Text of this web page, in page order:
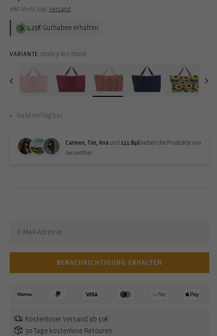
Preis
inkl. MwSt. zzgl. Versand
2,25€ Guthaben erhalten
VARIANTE: smiley leo blush
bald verfügbar
Carmen, Tim, Ana und 111.846 lieben die Produkte von
reisenthel.
BENACHRICHTIGUNG ERHALTEN
Kostenloser Versand ab 50€
30 Tage kostenlose Retouren